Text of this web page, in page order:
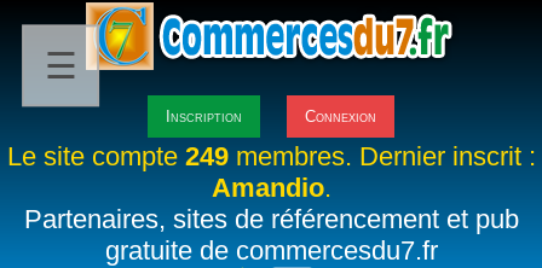
Inscription Connexion
Le site compte 249membres. Dernier inscrit :
Amandio.
Partenaires, sites de référencement et pub
gratuite de commercesdu7.fr
☰